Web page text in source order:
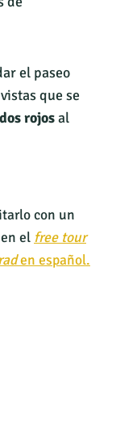
el paseo
que se
rojosal
con un
el free tour
en español.